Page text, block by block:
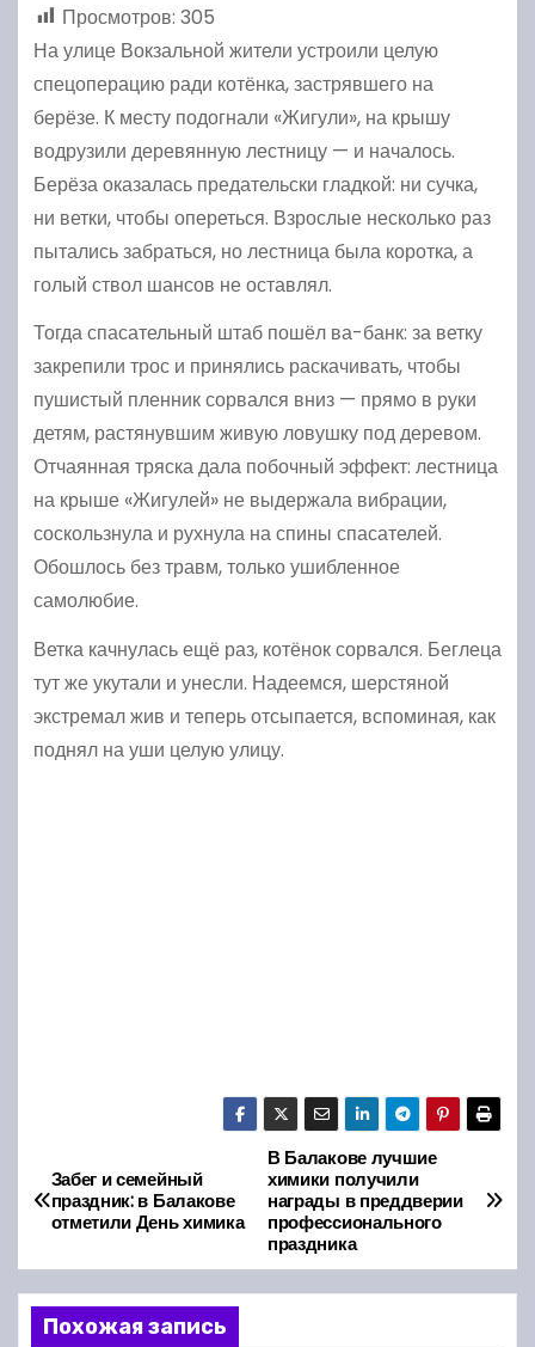
Просмотров: 305
На улице Вокзальной жители устроили целую
спецоперацию ради котёнка, застрявшего на
берёзе. К месту подогнали «Жигули», на крышу
водрузили деревянную лестницу — и началось.
Берёза оказалась предательски гладкой: ни сучка,
ни ветки, чтобы опереться. Взрослые несколько раз
пытались забраться, но лестница была коротка, а
голый ствол шансов не оставлял.
Тогда спасательный штаб пошёл ва-банк: за ветку
закрепили трос и принялись раскачивать, чтобы
пушистый пленник сорвался вниз — прямо в руки
детям, растянувшим живую ловушку под деревом.
Отчаянная тряска дала побочный эффект: лестница
на крыше «Жигулей» не выдержала вибрации,
соскользнула и рухнула на спины спасателей.
Обошлось без травм, только ушибленное
самолюбие.
Ветка качнулась ещё раз, котёнок сорвался. Беглеца
тут же укутали и унесли. Надеемся, шерстяной
экстремал жив и теперь отсыпается, вспоминая, как
поднял на уши целую улицу.
Н
а
в
и
В Балакове лучшие
химики получили
награды в преддверии
профессионального
праздника
Забег и семейный
праздник: в Балакове
отметили День химика
Похожая запись